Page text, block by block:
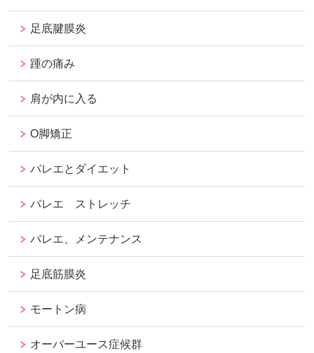
足底腱膜炎
踵の痛み
肩が内に入る
O脚矯正
バレエとダイエット
バレエ ストレッチ
バレエ、メンテナンス
足底筋膜炎
モートン病
オーバーユース症候群